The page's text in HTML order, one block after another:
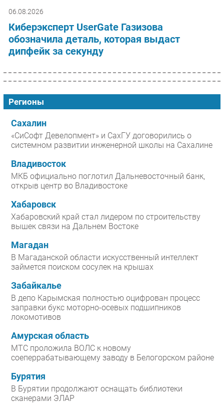
06.08.2026
Киберэксперт UserGate Газизова
обозначила деталь, которая выдаст
дипфейк за секунду
Регионы
Сахалин
«СиСофт Девелопмент» и СахГУ договорились о
системном развитии инженерной школы на Сахалине
Владивосток
МКБ официально поглотил Дальневосточный банк,
открыв центр во Владивостоке
Хабаровск
Хабаровский край стал лидером по строительству
вышек связи на Дальнем Востоке
Магадан
В Магаданской области искусственный интеллект
займется поиском сосулек на крышах
Забайкалье
В депо Карымская полностью оцифрован процесс
заправки букс моторно-осевых подшипников
локомотивов
Амурская область
МТС проложила ВОЛС к новому
соеперрабатывающему заводу в Белогорском районе
Бурятия
В Бурятии продолжают оснащать библиотеки
сканерами ЭЛАР